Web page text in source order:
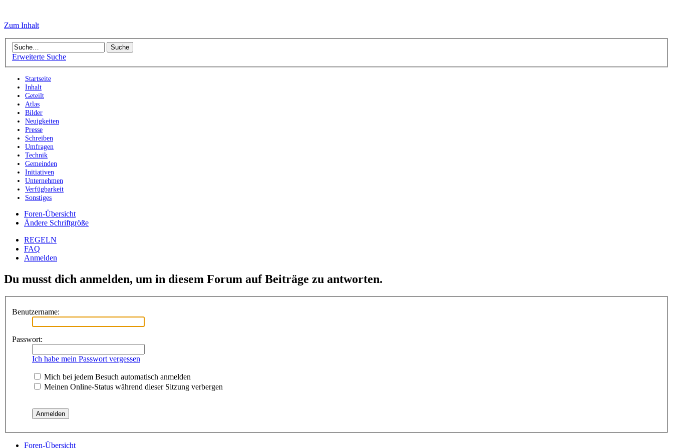
Zum Inhalt
Erweiterte Suche
Startseite
Inhalt
Geteilt
Atlas
Bilder
Neuigkeiten
Presse
Schreiben
Umfragen
Technik
Gemeinden
Initiativen
Unternehmen
Verfügbarkeit
Sonstiges
Foren-Übersicht
Ändere Schriftgröße
REGELN
FAQ
Anmelden
Du musst dich anmelden, um in diesem Forum auf Beiträge zu antworten.
Benutzername:
Passwort:
Ich habe mein Passwort vergessen
Mich bei jedem Besuch automatisch anmelden
Meinen Online-Status während dieser Sitzung verbergen
Foren-Übersicht